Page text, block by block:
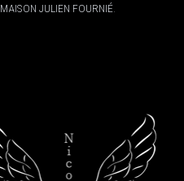
MAISON JULIEN FOURNIÉ.